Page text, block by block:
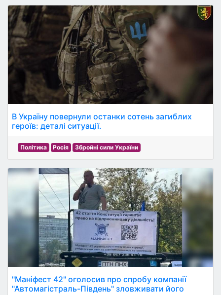
В Україну повернули останки сотень загиблих
героїв: деталі ситуації.
Політика Росія Збройні сили України
"Маніфест 42" оголосив про спробу компанії
"Автомагістраль-Південь" зловживати його